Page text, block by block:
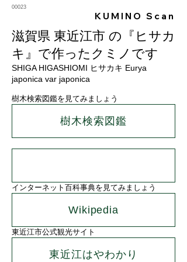
00023
KUMINO Scan
滋賀県 東近江市 の『ヒサカ
キ』で作ったクミノです
SHIGA HIGASHIOMI ヒサカキ Eurya
japonica var japonica
樹木検索図鑑を見てみましょう
樹木検索図鑑
インターネット百科事典を見てみましょう
Wikipedia
東近江市公式観光サイト
東近江はやわかり